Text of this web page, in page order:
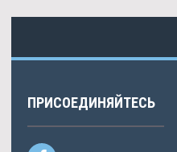
ПРИСОЕДИНЯЙТЕСЬ